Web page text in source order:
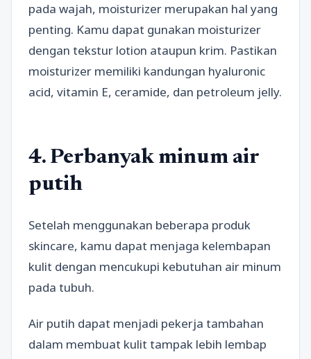
pada wajah, moisturizer merupakan hal yang
penting. Kamu dapat gunakan moisturizer
dengan tekstur lotion ataupun krim. Pastikan
moisturizer memiliki kandungan hyaluronic
acid, vitamin E, ceramide, dan petroleum jelly.
4. Perbanyak minum air
putih
Setelah menggunakan beberapa produk
skincare, kamu dapat menjaga kelembapan
kulit dengan mencukupi kebutuhan air minum
pada tubuh.
Air putih dapat menjadi pekerja tambahan
dalam membuat kulit tampak lebih lembap